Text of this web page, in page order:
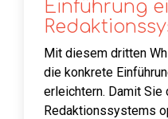
Einführung
Mit diesem dritten
die konkrete
erleichtern. Damit Sie
Redaktionssystems